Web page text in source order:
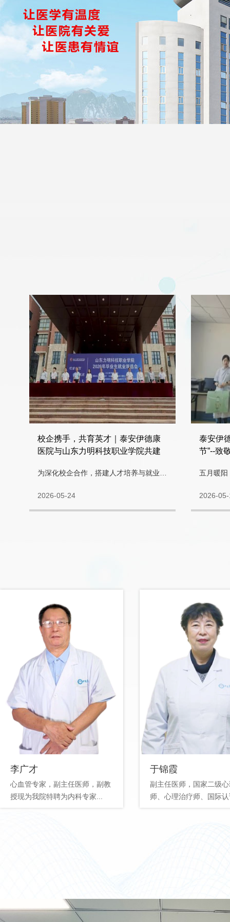
校企携手，共育英才｜泰安伊德康
医院与山东力明科技职业学院共建
2026-05-24
泰安伊
节”--致
2026-
李广才
心血管专家，副主任医师，副教
授现为我院特聘为内科专家...
于锦霞
副主任医师，国家二级
师、心理治疗师、国际